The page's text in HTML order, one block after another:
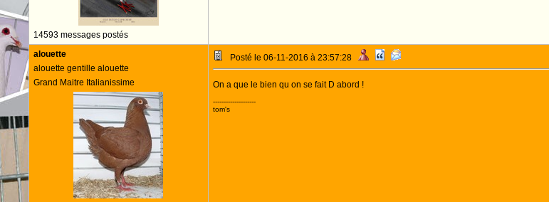
14593 messages postés
alouette
alouette gentille alouette
Grand Maitre Italianissime
Posté le 06-11-2016 à 23:57:28
On a que le bien qu on se fait D abord !
--------------------
tom's